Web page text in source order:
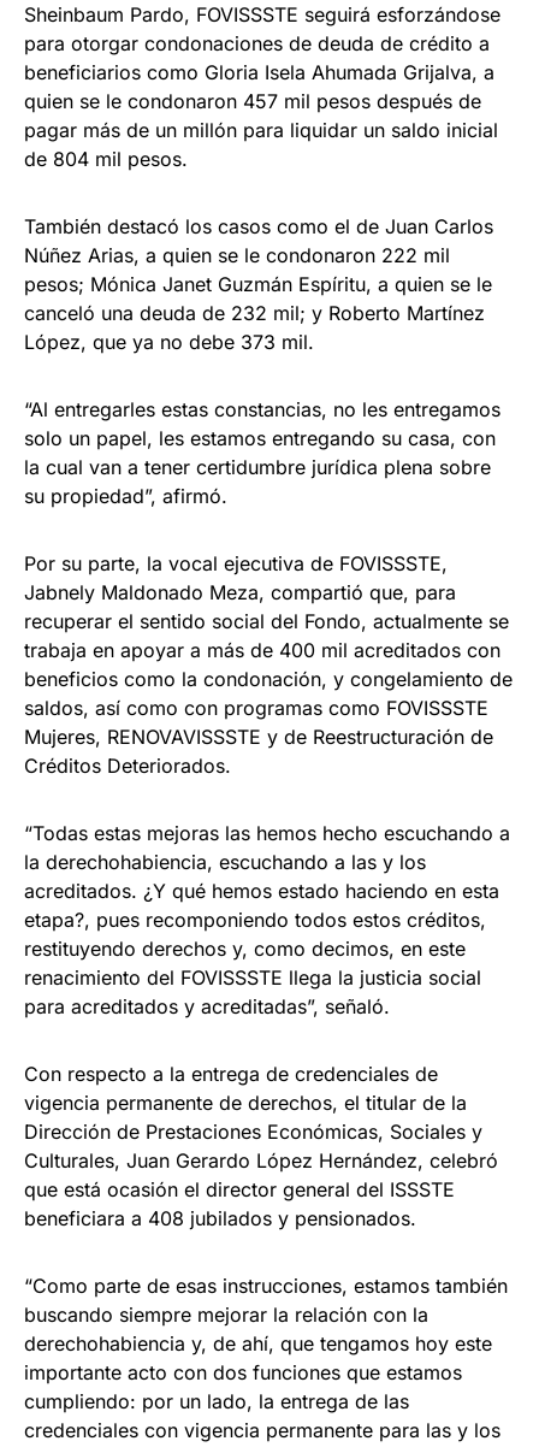
Sheinbaum Pardo, FOVISSSTE seguirá esforzándose
para otorgar condonaciones de deuda de crédito a
beneficiarios como Gloria Isela Ahumada Grijalva, a
quien se le condonaron 457 mil pesos después de
pagar más de un millón para liquidar un saldo inicial
de 804 mil pesos.
También destacó los casos como el de Juan Carlos
Núñez Arias, a quien se le condonaron 222 mil
pesos; Mónica Janet Guzmán Espíritu, a quien se le
canceló una deuda de 232 mil; y Roberto Martínez
López, que ya no debe 373 mil.
“Al entregarles estas constancias, no les entregamos
solo un papel, les estamos entregando su casa, con
la cual van a tener certidumbre jurídica plena sobre
su propiedad”, afirmó.
Por su parte, la vocal ejecutiva de FOVISSSTE,
Jabnely Maldonado Meza, compartió que, para
recuperar el sentido social del Fondo, actualmente se
trabaja en apoyar a más de 400 mil acreditados con
beneficios como la condonación, y congelamiento de
saldos, así como con programas como FOVISSSTE
Mujeres, RENOVAVISSSTE y de Reestructuración de
Créditos Deteriorados.
“Todas estas mejoras las hemos hecho escuchando a
la derechohabiencia, escuchando a las y los
acreditados. ¿Y qué hemos estado haciendo en esta
etapa?, pues recomponiendo todos estos créditos,
restituyendo derechos y, como decimos, en este
renacimiento del FOVISSSTE llega la justicia social
para acreditados y acreditadas”, señaló.
Con respecto a la entrega de credenciales de
vigencia permanente de derechos, el titular de la
Dirección de Prestaciones Económicas, Sociales y
Culturales, Juan Gerardo López Hernández, celebró
que está ocasión el director general del ISSSTE
beneficiara a 408 jubilados y pensionados.
“Como parte de esas instrucciones, estamos también
buscando siempre mejorar la relación con la
derechohabiencia y, de ahí, que tengamos hoy este
importante acto con dos funciones que estamos
cumpliendo: por un lado, la entrega de las
credenciales con vigencia permanente para las y los